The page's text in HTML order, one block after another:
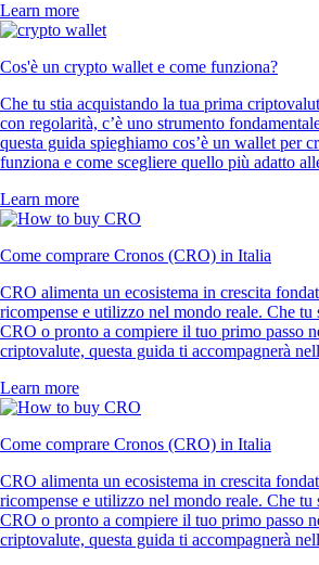
Learn more
Cos'è un crypto wallet e come funziona?
Che tu stia acquistando la tua prima
con regolarità, c’è uno strumento
questa guida spieghiamo cos’è un wallet per
funziona e come scegliere quello più adatto
Learn more
Come comprare Cronos (CRO) in Italia
CRO alimenta un ecosistema in crescita
ricompense e utilizzo nel mondo reale. Che tu
CRO o pronto a compiere il tuo primo passo
criptovalute, questa guida ti accompagnerà
Learn more
Come comprare Cronos (CRO) in Italia
CRO alimenta un ecosistema in crescita
ricompense e utilizzo nel mondo reale. Che tu
CRO o pronto a compiere il tuo primo passo
criptovalute, questa guida ti accompagnerà